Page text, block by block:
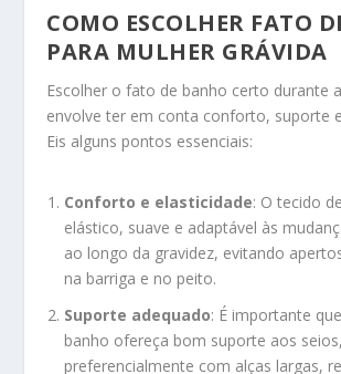
COMO ESCOLHER FATO
PARA MULHER GRÁVIDA
Escolher o fato de banho certo durante
envolve ter em conta conforto, suporte
Eis alguns pontos essenciais:
Conforto e elasticidade: O tecido
elástico, suave e adaptável às
ao longo da gravidez, evitando
na barriga e no peito.
Suporte adequado: É importante
banho ofereça bom suporte aos seios,
preferencialmente com alças largas,